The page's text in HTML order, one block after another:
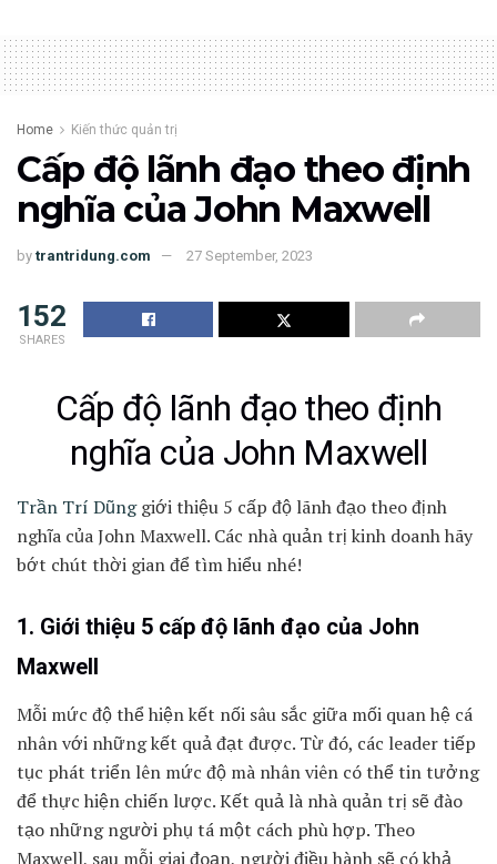
Home Kiến thức quản trị
Cấp độ lãnh đạo theo định
nghĩa của John Maxwell
by trantridung.com 27 September, 2023
152
SHARES
Cấp độ lãnh đạo theo định
nghĩa của John Maxwell
Trần Trí Dũnggiới thiệu 5 cấp độ lãnh đạo theo định
nghĩa của John Maxwell. Các nhà quản trị kinh doanh hãy
bớt chút thời gian để tìm hiểu nhé!
1. Giới thiệu 5 cấp độ lãnh đạo của John
Maxwell
Mỗi mức độ thể hiện kết nối sâu sắc giữa mối quan hệ cá
nhân với những kết quả đạt được. Từ đó, các leader tiếp
tục phát triển lên mức độ mà nhân viên có thể tin tưởng
để thực hiện chiến lược. Kết quả là nhà quản trị sẽ đào
tạo những người phụ tá một cách phù hợp. Theo
Maxwell, sau mỗi giai đoạn, người điều hành sẽ có khả